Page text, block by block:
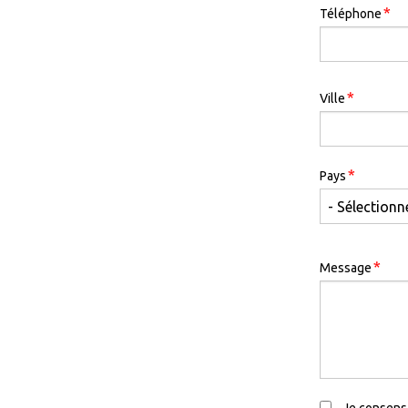
Téléphone*
Ville*
Pays*
Message*